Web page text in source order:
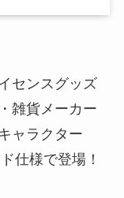
センスグッズ
雑貨メーカー
ャラクター
仕様で登場！